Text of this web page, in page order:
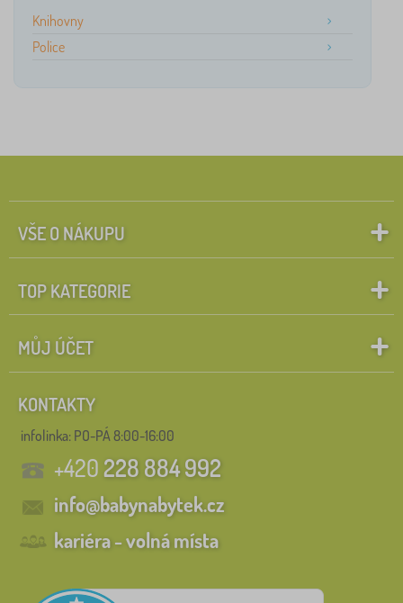
Knihovny
Police
VŠE O NÁKUPU
TOP KATEGORIE
MŮJ ÚČET
KONTAKTY
infolinka: PO-PÁ 8:00-16:00
+420228 884 992
info@babynabytek.cz
kariéra - volná místa